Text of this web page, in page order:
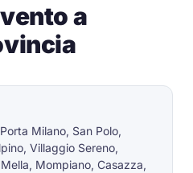
a
Milano, San Polo,
Villaggio Sereno,
Mompiano, Casazza,